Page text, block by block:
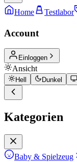
Home Testlabor
Account
Einloggen
Ansicht
Hell Dunkel
Kategorien
Baby & Spielzeug